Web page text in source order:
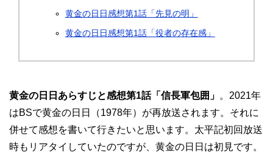
黄金の日日感想第1話「先見の明」
黄金の日日感想第1話「役者の存在感」
黄金の日日あらすじと感想第1話「信長軍包囲」 。2021年
はBSで黄金の日日（1978年）が再放送されます。それに
併せて感想を書いて行きたいと思います。太平記初回放送
時もリアタイしていたのですが、黄金の日日は初見です。